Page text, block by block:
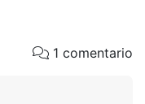
1 comentario